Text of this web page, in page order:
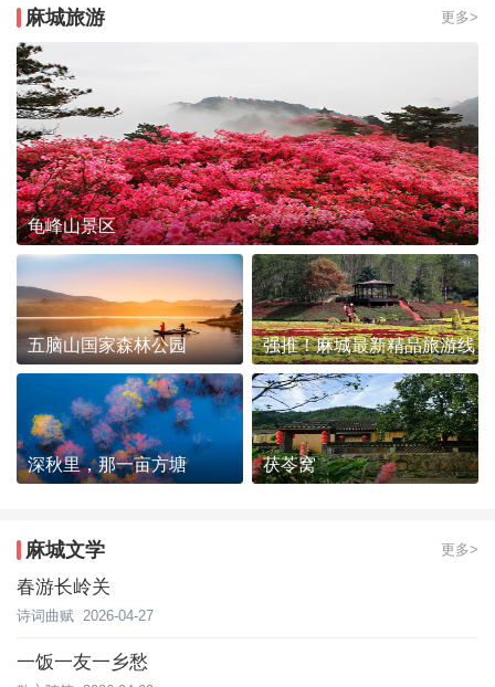
麻城旅游 更多>
龟峰山景区
五脑山国家森林公园 强推！麻城最新精品旅游线
路发布~
深秋里，那一亩方塘 茯苓窝
麻城文学 更多>
春游长岭关
诗词曲赋 2026-04-27
一饭一友一乡愁